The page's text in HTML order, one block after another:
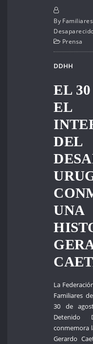
By
Prensa
DDHH
EL
La
Familiares
30 de
Detenido
conmemora
Gerardo